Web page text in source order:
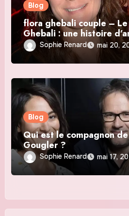
Blog
flora ghebali couple –
Ghebali : une histoire
carrièreSophie Renard mai 20,
Blog
Qui est le compagnon
Gougler ?
Sophie Renard mai 17,